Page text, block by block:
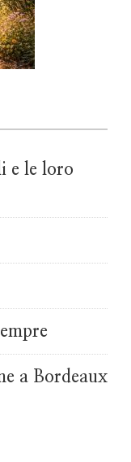
e le loro
a Bordeaux